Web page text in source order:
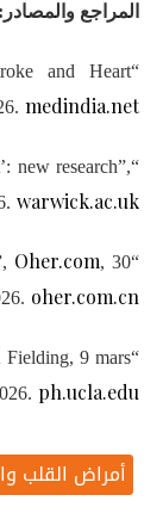
المراجع والمصادر:
and Heart
medindia.net
new research”,
warwick.ac.uk
“长工时对职业人群健康影响的研究进展”,
Oher.com, 30
oher.com.cn
9 mars
ph.ucla.edu
أمراض القلب